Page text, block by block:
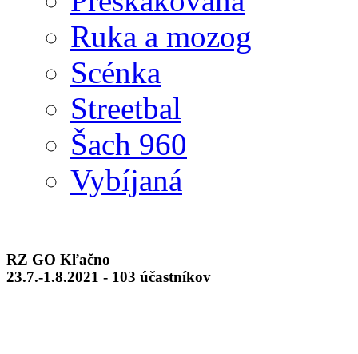
Ruka a mozog
Scénka
Streetbal
Šach 960
Vybíjaná
RZ GO Kľačno
23.7.-1.8.2021 - 103 účastníkov